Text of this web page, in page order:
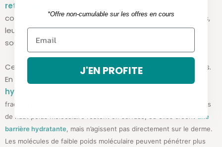
retiennent l’eau
conviennent particulièrement aux peaux déshydratées,
leur offrant un effet immédiat de fraîcheur et de
souplesse.
Cependant, cette méthode présente certaines limites.
En raison de la taille moléculaire variable de
hyaluronique
fraction pénètre les couches profondes de la peau. Les molécules
de haut poids moléculaire restent en surface, où elles créent une
barrière hydratante, mais n’agissent pas directement sur le derme.
Les molécules de faible poids moléculaire peuvent pénétrer plus
*Offre non-cumulable sur les offres en cours
J'EN PROFITE